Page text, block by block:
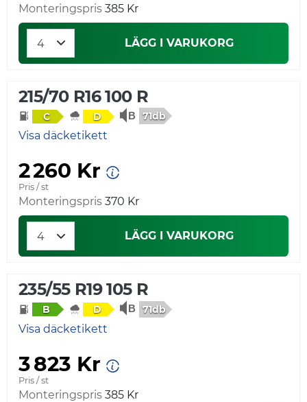
Monteringspris 385 Kr
LÄGG I VARUKORG
215/70 R16 100 R
C D 71db
Visa däcketikett
2 260 Kr
Pris / st
Monteringspris 370 Kr
LÄGG I VARUKORG
235/55 R19 105 R
B D 71db
Visa däcketikett
3 823 Kr
Pris / st
Monteringspris 385 Kr